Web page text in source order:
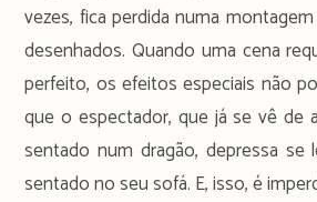
vezes, fica perdida numa
desenhados. Quando uma cena
perfeito, os efeitos especiais não
que o espectador, que já se vê de
sentado num dragão, depressa se
sentado no seu sofá. E, isso, é